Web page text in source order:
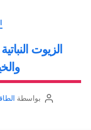
الزيوت
كاتببواسطة